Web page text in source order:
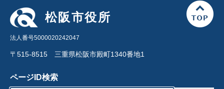
松阪市役所
法人番号5000020242047
〒515-8515 三重県松阪市殿町1340番地1
ページID検索